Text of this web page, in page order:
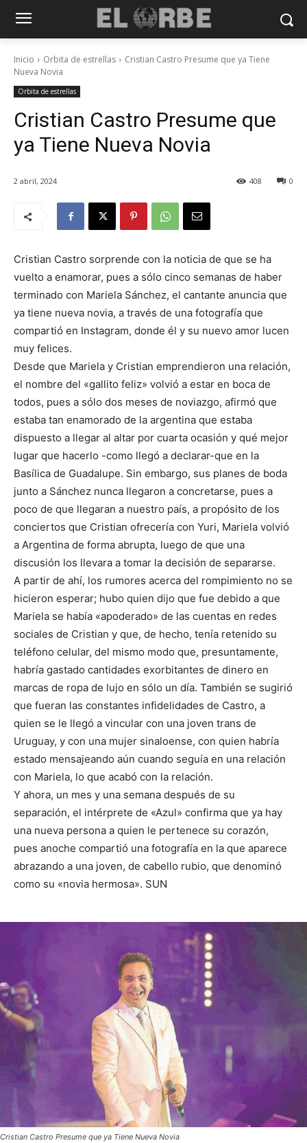
Inicio Orbita de estrellas
Cristian Castro Presume que ya Tiene
Nueva Novia
Orbita de estrellas
Cristian Castro Presume que
ya Tiene Nueva Novia
2 abril, 2024 0
408
Cristian Castro sorprende con la noticia de que se ha
vuelto a enamorar, pues a sólo cinco semanas de haber
terminado con Mariela Sánchez, el cantante anuncia que
ya tiene nueva novia, a través de una fotografía que
compartió en Instagram, donde él y su nuevo amor lucen
muy felices.
Desde que Mariela y Cristian emprendieron una relación,
el nombre del «gallito feliz» volvió a estar en boca de
todos, pues a sólo dos meses de noviazgo, afirmó que
estaba tan enamorado de la argentina que estaba
dispuesto a llegar al altar por cuarta ocasión y qué mejor
lugar que hacerlo -como llegó a declarar-que en la
Basílica de Guadalupe. Sin embargo, sus planes de boda
junto a Sánchez nunca llegaron a concretarse, pues a
poco de que llegaran a nuestro país, a propósito de los
conciertos que Cristian ofrecería con Yuri, Mariela volvió
a Argentina de forma abrupta, luego de que una
discusión los llevara a tomar la decisión de separarse.
A partir de ahí, los rumores acerca del rompimiento no se
hicieron esperar; hubo quien dijo que fue debido a que
Mariela se había «apoderado» de las cuentas en redes
sociales de Cristian y que, de hecho, tenía retenido su
teléfono celular, del mismo modo que, presuntamente,
habría gastado cantidades exorbitantes de dinero en
marcas de ropa de lujo en sólo un día. También se sugirió
que fueran las constantes infidelidades de Castro, a
quien se le llegó a vincular con una joven trans de
Uruguay, y con una mujer sinaloense, con quien habría
estado mensajeando aún cuando seguía en una relación
con Mariela, lo que acabó con la relación.
Y ahora, un mes y una semana después de su
separación, el intérprete de «Azul» confirma que ya hay
una nueva persona a quien le pertenece su corazón,
pues anoche compartió una fotografía en la que aparece
abrazando a una joven, de cabello rubio, que denominó
como su «novia hermosa». SUN
Cristian Castro Presume que ya Tiene Nueva Novia